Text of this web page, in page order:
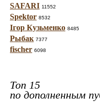
SAFARI 11552
Spektor 8532
Ігор Кузьменко 8485
Рыбак 7377
fischer 6098
Топ 15
по дополненным